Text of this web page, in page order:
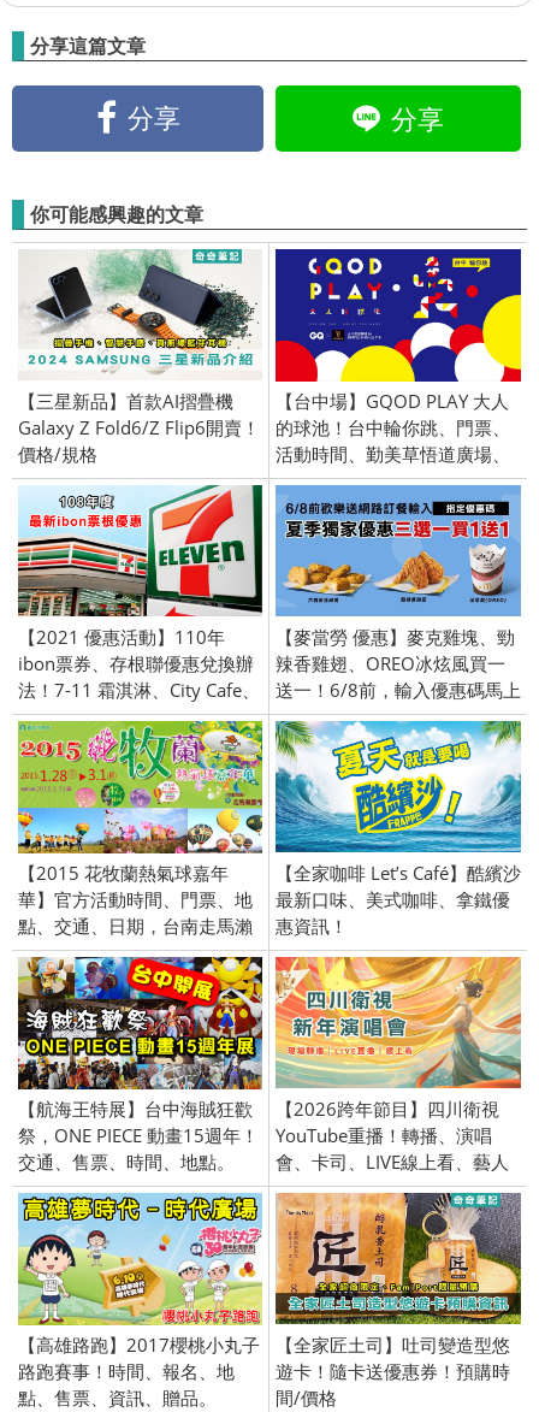
分享這篇文章
分享 分享
你可能感興趣的文章
【三星新品】首款AI摺疊機
Galaxy Z Fold6/Z Flip6開賣！
價格/規格
【台中場】GQOD PLAY 大人
的球池！台中輪你跳、門票、
活動時間、勤美草悟道廣場、
GQ雜誌活動。
【2021 優惠活動】110年
ibon票券、存根聯優惠兌換辦
法！7-11 霜淇淋、City Cafe、
COLD STONE、21風味館、
Mister Donuts 甜甜圈、夢時
代、聖娜麵包
【麥當勞 優惠】麥克雞塊、勁
辣香雞翅、OREO冰炫風買一
送一！6/8前，輸入優惠碼馬上
兌換！限時 優惠
【2015 花牧蘭熱氣球嘉年
華】官方活動時間、門票、地
點、交通、日期，台南走馬瀨
農場！
【全家咖啡 Let’s Café】酷繽沙
最新口味、美式咖啡、拿鐵優
惠資訊！
【航海王特展】台中海賊狂歡
祭，ONE PIECE 動畫15週年！
交通、售票、時間、地點。
【2026跨年節目】四川衛視
YouTube重播！轉播、演唱
會、卡司、LIVE線上看、藝人
名單、直播
【高雄路跑】2017櫻桃小丸子
路跑賽事！時間、報名、地
點、售票、資訊、贈品。
【全家匠土司】吐司變造型悠
遊卡！隨卡送優惠券！預購時
間/價格